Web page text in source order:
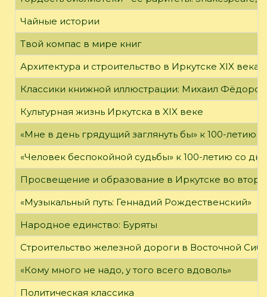
Чайные истории
Твой компас в мире книг
Архитектура и строительство в Иркутске XIX века
Классики книжной иллюстрации: Михаил Фёдоров
Культурная жизнь Иркутска в XIX веке
«Мне в день грядущий заглянуть бы» к 100-летию
«Человек беспокойной судьбы» к 100-летию со
Просвещение и образование в Иркутске во
«Музыкальный путь: Геннадий Рождественский»
Народное единство: Буряты
Строительство железной дороги в Восточной
«Кому много не надо, у того всего вдоволь»
Политическая классика